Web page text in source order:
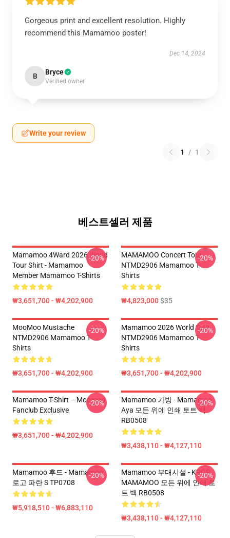
Gorgeous print and excellent resolution. Highly
recommend this Mamamoo poster!
Dec 14, 2024
B Bryce
Verified owner
Write your review
1 / 1
베스트셀러 제품
Mamamoo 4Ward 2026 World
Tour Shirt - Mamamoo
Member Mamamoo T-Shirts
₩3,651,700 - ₩4,202,900
-20%
MAMAMOO Concert Tour
NTMD2906 Mamamoo T-
Shirts
₩4,823,000$35
-20%
MooMoo Mustache
NTMD2906 Mamamoo T-
Shirts
₩3,651,700 - ₩4,202,900
-20%
Mamamoo 2026 World Tour
NTMD2906 Mamamoo T-
Shirts
₩3,651,700 - ₩4,202,900
-20%
Mamamoo T-Shirt – Moomoo
Fanclub Exclusive
₩3,651,700 - ₩4,202,900
-20%
Mamamoo 가방 - Mamamoo
Aya 모든 위에 인쇄 토트 백
RB0508
₩3,438,110 - ₩4,127,110
-20%
Mamamoo 후드 - Mamamoo
로고 파란 S TP0708
₩5,918,510 - ₩6,883,110
-20%
Mamamoo 부대시설 - KPOP
MAMAMOO 모든 위에 인쇄 토
트 백 RB0508
₩3,438,110 - ₩4,127,110
-20%